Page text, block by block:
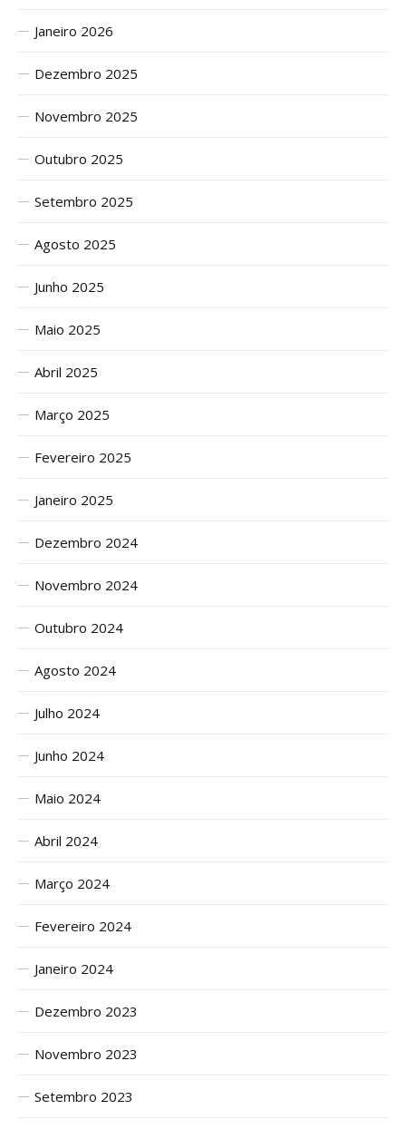
Janeiro 2026
Dezembro 2025
Novembro 2025
Outubro 2025
Setembro 2025
Agosto 2025
Junho 2025
Maio 2025
Abril 2025
Março 2025
Fevereiro 2025
Janeiro 2025
Dezembro 2024
Novembro 2024
Outubro 2024
Agosto 2024
Julho 2024
Junho 2024
Maio 2024
Abril 2024
Março 2024
Fevereiro 2024
Janeiro 2024
Dezembro 2023
Novembro 2023
Setembro 2023